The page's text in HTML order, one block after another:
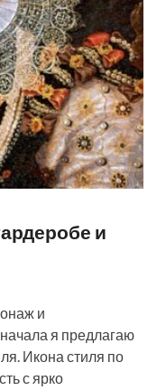
и
и
я предлагаю
Икона стиля по
с ярко